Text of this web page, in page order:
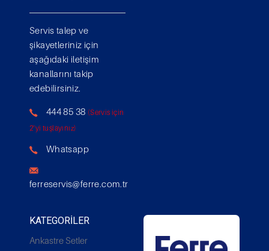
Servis talep ve
şikayetleriniz için
aşağıdaki iletişim
kanallarını takip
edebilirsiniz.
444 85 38 (Servis için
2'yi tuşlayınız)
Whatsapp
ferreservis@ferre.com.tr
KATEGORILER
Ankastre Setler